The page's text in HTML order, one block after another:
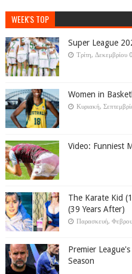
WEEK'S TOP
Super League
Τρίτη, Δεκεμβρίου
Women in
Κυριακή,
Video: Funniest
The Karate Kid
(39 Years After)
Παρασκευή,
Premier
Season